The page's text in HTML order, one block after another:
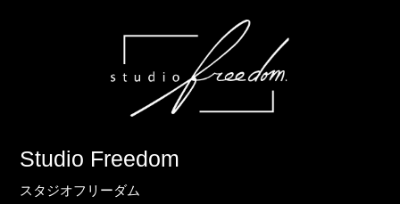
Studio Freedom
スタジオフリーダム